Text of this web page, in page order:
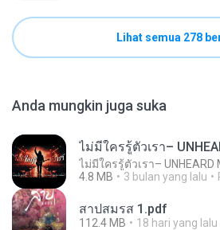
Lihat semua 278
Anda mungkin juga suka
4.8 MB
3 bulan yang lalu
สาปสมรส 1.pdf
112.4 MB 18 hari yang lalu